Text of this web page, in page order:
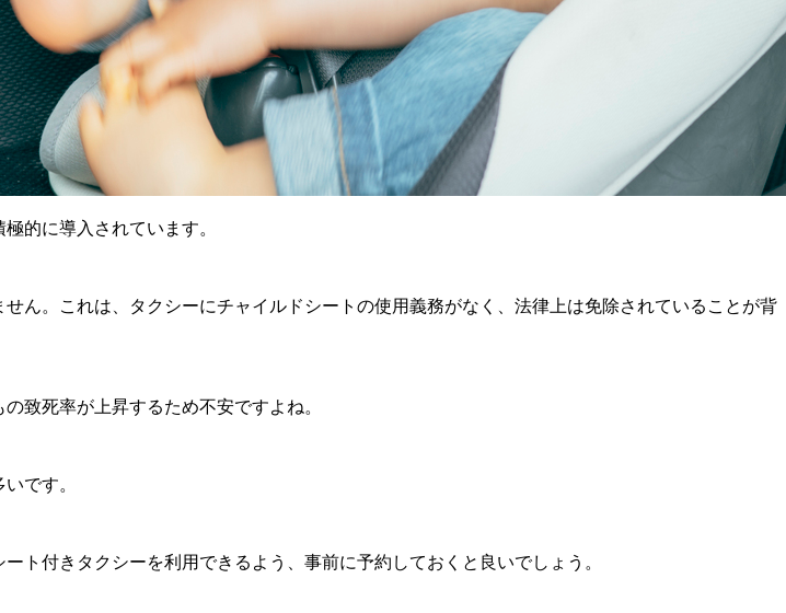
的に導入されています。
ん。これは、タクシーにチャイルドシートの使用義務がなく、法律上は免除されていることが背
致死率が上昇するため不安ですよね。
です。
ト付きタクシーを利用できるよう、事前に予約しておくと良いでしょう。